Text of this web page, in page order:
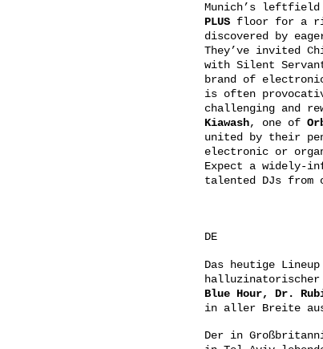
Munich’s leftfield
PLUSfloor for a
discovered by
They’ve invited
with Silent
brand of
is often
challenging and
Kiawash, one of
united by their
electronic or
Expect a widely-
talented DJs from
DE
Das heutige Lineup
halluzinatorischer
Blue Hour, Dr.
in aller Breite
Der in